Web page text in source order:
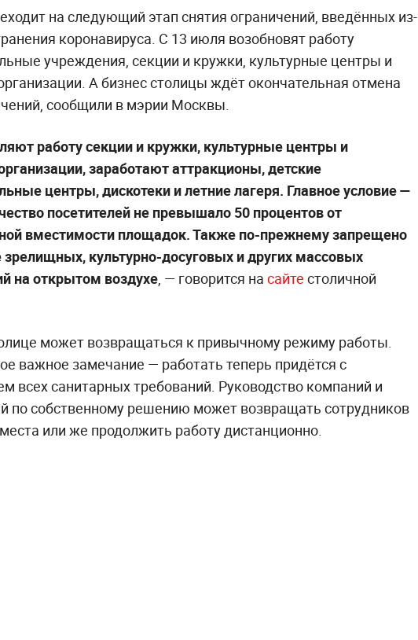
на следующий этап снятия ограничений, введённых из-
коронавируса. С 13 июля возобновят работу
учреждения, секции и кружки, культурные центры и
А бизнес столицы ждёт окончательная отмена
сообщили в мэрии Москвы.
работу секции и кружки, культурные центры и
заработают аттракционы, детские
центры, дискотеки и летние лагеря. Главное условие —
посетителей не превышало 50 процентов от
вместимости площадок. Также по-прежнему запрещено
зрелищных, культурно-досуговых и других массовых
на открытом воздухе, — говорится на сайте столичной
может возвращаться к привычному режиму работы.
важное замечание — работать теперь придётся с
всех санитарных требований. Руководство компаний и
по собственному решению может возвращать сотрудников
или же продолжить работу дистанционно.